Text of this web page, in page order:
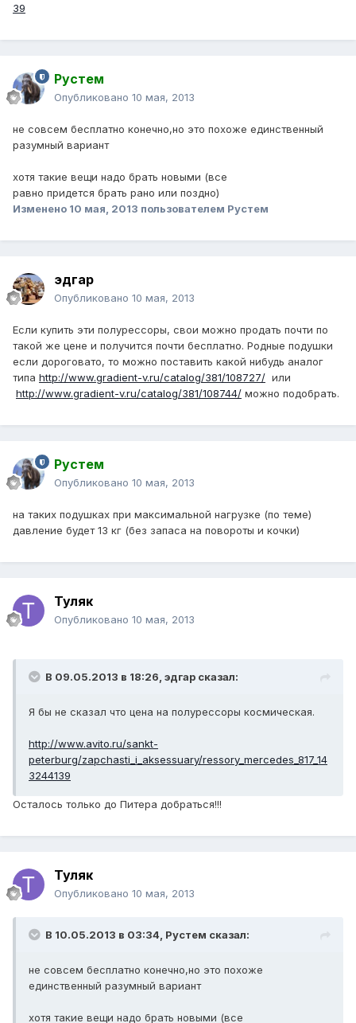
39
Рустем
Опубликовано 10 мая, 2013
не совсем бесплатно конечно,но это похоже единственный
разумный вариант
хотя такие вещи надо брать новыми (все
равно придется брать рано или поздно)
Изменено 10 мая, 2013 пользователем Рустем
эдгар
Опубликовано 10 мая, 2013
Если купить эти полурессоры, свои можно продать почти по
такой же цене и получится почти бесплатно. Родные подушки
если дороговато, то можно поставить какой нибудь аналог
типа http://www.gradient-v.ru/catalog/381/108727/ или
http://www.gradient-v.ru/catalog/381/108744/ можно подобрать.
Рустем
Опубликовано 10 мая, 2013
на таких подушках при максимальной нагрузке (по теме)
давление будет 13 кг (без запаса на повороты и кочки)
Туляк
Опубликовано 10 мая, 2013
В 09.05.2013 в 18:26, эдгар сказал:
Я бы не сказал что цена на полурессоры космическая.
http://www.avito.ru/sankt-
peterburg/zapchasti_i_aksessuary/ressory_mercedes_817_14
3244139
Осталось только до Питера добраться!!!
Туляк
Опубликовано 10 мая, 2013
В 10.05.2013 в 03:34, Рустем сказал:
не совсем бесплатно конечно,но это похоже
единственный разумный вариант
хотя такие вещи надо брать новыми (все